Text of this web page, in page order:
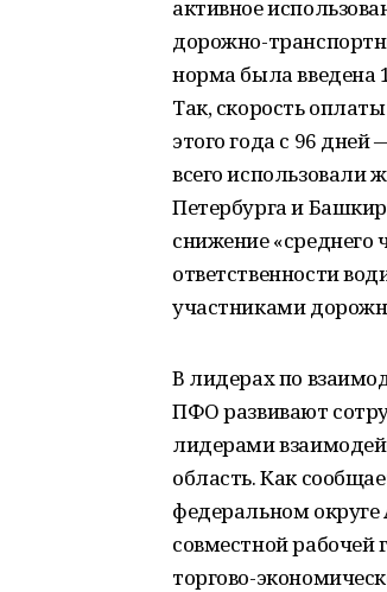
активное
дорожно-
норма была введена
Так, скорость
этого года с 96
всего использовали
Петербурга и
снижение «среднего
ответственности
участниками
В лидерах по
ПФО развивают
лидерами
область. Как
федеральном округе
совместной рабочей
торгово-